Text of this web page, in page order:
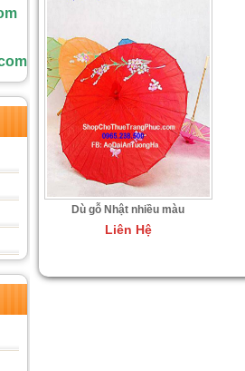
Dù gỗ Nhật nhiều màu
Liên Hệ